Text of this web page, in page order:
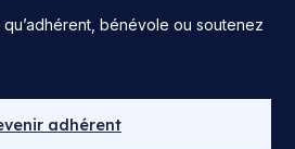
bénévole ou soutenez
adhérent